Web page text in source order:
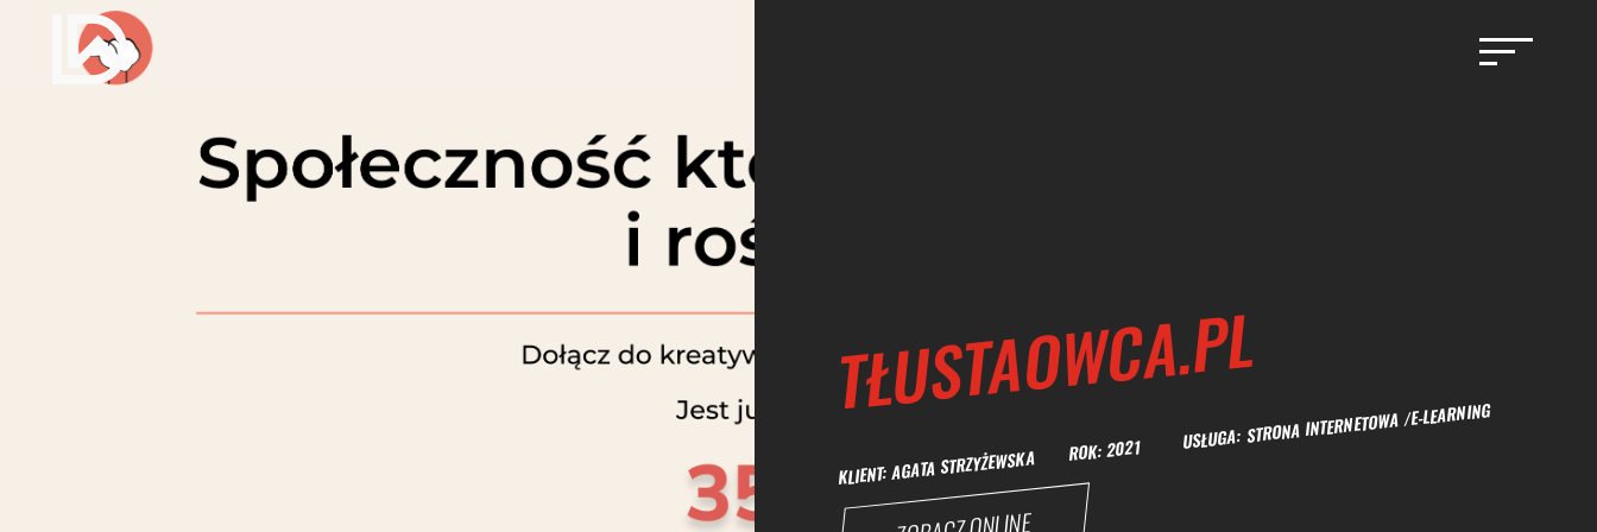
TŁUSTAOWCA.PL
KLIENT: AGATA STRZYŻEWSKA ROK: 2021 USŁUGA: STRONA INTERNETOWA /E-LEARNING